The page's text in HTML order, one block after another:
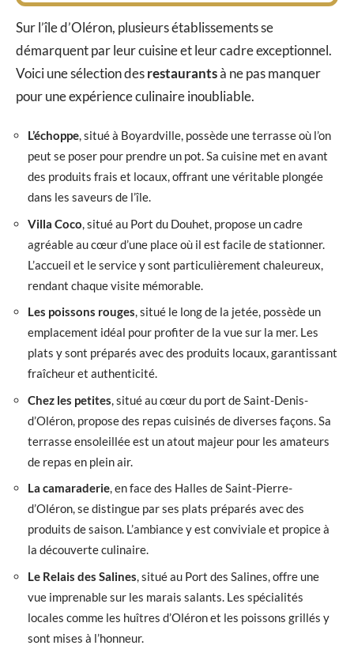
Sur l’île d’Oléron, plusieurs établissements se
démarquent par leur cuisine et leur cadre exceptionnel.
Voici une sélection desrestaurantsà ne pas manquer
pour une expérience culinaire inoubliable.
L’échoppe, situé à Boyardville, possède une terrasse où l’on
peut se poser pour prendre un pot. Sa cuisine met en avant
des produits frais et locaux, offrant une véritable plongée
dans les saveurs de l’île.
Villa Coco , situé au Port du Douhet, propose un cadre
agréable au cœur d’une place où il est facile de stationner.
L’accueil et le service y sont particulièrement chaleureux,
rendant chaque visite mémorable.
Les poissons rouges, situé le long de la jetée, possède un
emplacement idéal pour profiter de la vue sur la mer. Les
plats y sont préparés avec des produits locaux, garantissant
fraîcheur et authenticité.
Chez les petites , situé au cœur du port de Saint-Denis-
d’Oléron, propose des repas cuisinés de diverses façons. Sa
terrasse ensoleillée est un atout majeur pour les amateurs
de repas en plein air.
La camaraderie, en face des Halles de Saint-Pierre-
d’Oléron, se distingue par ses plats préparés avec des
produits de saison. L’ambiance y est conviviale et propice à
la découverte culinaire.
Le Relais des Salines , situé au Port des Salines, offre une
vue imprenable sur les marais salants. Les spécialités
locales comme les huîtres d’Oléron et les poissons grillés y
sont mises à l’honneur.